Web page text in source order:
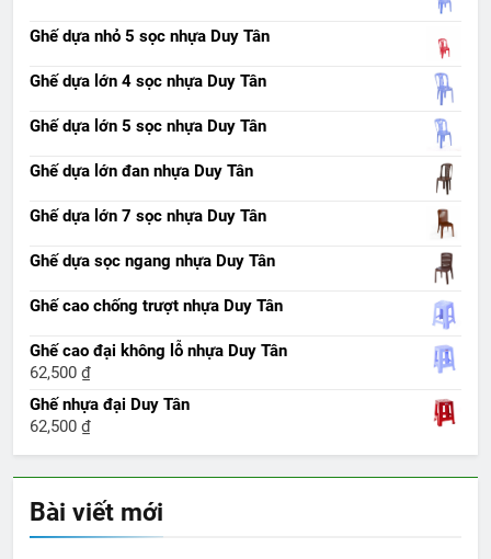
Ghế dựa nhỏ 5 sọc nhựa Duy Tân
Ghế dựa lớn 4 sọc nhựa Duy Tân
Ghế dựa lớn 5 sọc nhựa Duy Tân
Ghế dựa lớn đan nhựa Duy Tân
Ghế dựa lớn 7 sọc nhựa Duy Tân
Ghế dựa sọc ngang nhựa Duy Tân
Ghế cao chống trượt nhựa Duy Tân
Ghế cao đại không lỗ nhựa Duy Tân
62,500 ₫
Ghế nhựa đại Duy Tân
62,500 ₫
Bài viết mới